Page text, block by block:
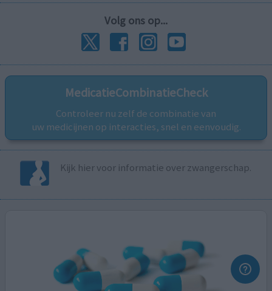
Volg ons op...
MedicatieCombinatieCheck
Controleer nu zelf de combinatie van
uw medicijnen op interacties, snel en eenvoudig.
Kijk hier voor informatie over zwangerschap.